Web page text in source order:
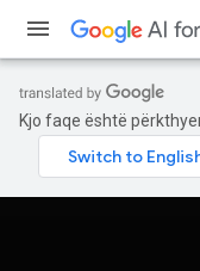
Kjo faqe është